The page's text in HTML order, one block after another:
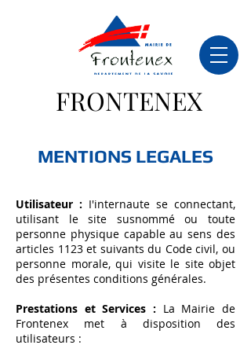
FRONTENEX
MENTIONS LEGALES
Utilisateur : I'internaute se connectant,
utilisant le site susnommé ou toute
personne physique capable au sens des
articles 1123 et suivants du Code civil, ou
personne morale, qui visite le site objet
des présentes conditions générales.
Prestations et Services : La Mairie de
Frontenex met à disposition des
utilisateurs :